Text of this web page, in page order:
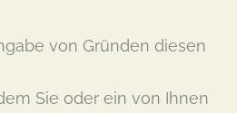
von Gründen diesen
Sie oder ein von Ihnen